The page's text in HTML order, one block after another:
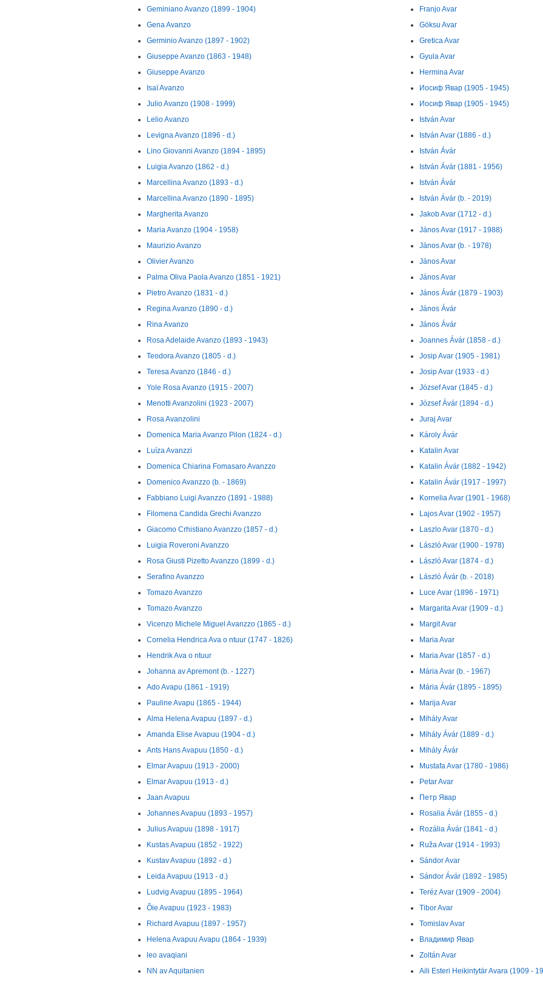
Geminiano Avanzo (1899 - 1904)
Gena Avanzo
Germinio Avanzo (1897 - 1902)
Giuseppe Avanzo (1863 - 1948)
Giuseppe Avanzo
Isaï Avanzo
Julio Avanzo (1908 - 1999)
Lelio Avanzo
Levigna Avanzo (1896 - d.)
Lino Giovanni Avanzo (1894 - 1895)
Luigia Avanzo (1862 - d.)
Marcellina Avanzo (1893 - d.)
Marcellina Avanzo (1890 - 1895)
Margherita Avanzo
Maria Avanzo (1904 - 1958)
Maurizio Avanzo
Olivier Avanzo
Palma Oliva Paola Avanzo (1851 - 1921)
Pietro Avanzo (1831 - d.)
Regina Avanzo (1890 - d.)
Rina Avanzo
Rosa Adelaide Avanzo (1893 - 1943)
Teodora Avanzo (1805 - d.)
Teresa Avanzo (1846 - d.)
Yole Rosa Avanzo (1915 - 2007)
Menotti Avanzolini (1923 - 2007)
Rosa Avanzolini
Domenica Maria Avanzo Pilon (1824 - d.)
Luíza Avanzzi
Domenica Chiarina Fomasaro Avanzzo
Domenico Avanzzo (b. - 1869)
Fabbiano Luigi Avanzzo (1891 - 1988)
Filomena Candida Grechi Avanzzo
Giacomo Crhistiano Avanzzo (1857 - d.)
Luigia Roveroni Avanzzo
Rosa Giusti Pizetto Avanzzo (1899 - d.)
Serafino Avanzzo
Tomazo Avanzzo
Tomazo Avanzzo
Vicenzo Michele Miguel Avanzzo (1865 - d.)
Cornelia Hendrica Ava o ntuur (1747 - 1826)
Hendrik Ava o ntuur
Johanna av Apremont (b. - 1227)
Ado Avapu (1861 - 1919)
Pauline Avapu (1865 - 1944)
Alma Helena Avapuu (1897 - d.)
Amanda Elise Avapuu (1904 - d.)
Ants Hans Avapuu (1850 - d.)
Elmar Avapuu (1913 - 2000)
Elmar Avapuu (1913 - d.)
Jaan Avapuu
Johannes Avapuu (1893 - 1957)
Julius Avapuu (1898 - 1917)
Kustas Avapuu (1852 - 1922)
Kustav Avapuu (1892 - d.)
Leida Avapuu (1913 - d.)
Ludvig Avapuu (1895 - 1964)
Õie Avapuu (1923 - 1983)
Richard Avapuu (1897 - 1957)
Helena Avapuu Avapu (1864 - 1939)
leo avaqiani
NN av Aquitanien
Franjo Avar
Göksu Avar
Gretica Avar
Gyula Avar
Hermina Avar
Иосиф Явар (1905 - 1945)
Иосиф Явар (1905 - 1945)
István Avar
István Avar (1886 - d.)
István Ávár
István Ávár (1881 - 1956)
István Ávár
István Ávár (b. - 2019)
Jakob Avar (1712 - d.)
János Avar (1917 - 1988)
János Avar (b. - 1978)
János Avar
János Avar
János Ávár (1879 - 1903)
János Ávár
János Ávár
Joannes Ávár (1858 - d.)
Josip Avar (1905 - 1981)
Josip Avar (1933 - d.)
József Avar (1845 - d.)
József Ávár (1894 - d.)
Juraj Avar
Károly Ávár
Katalin Avar
Katalin Ávár (1882 - 1942)
Katalin Ávár (1917 - 1997)
Kornelia Avar (1901 - 1968)
Lajos Avar (1902 - 1957)
Laszlo Avar (1870 - d.)
László Avar (1900 - 1978)
László Avar (1874 - d.)
László Ávár (b. - 2018)
Luce Avar (1896 - 1971)
Margarita Avar (1909 - d.)
Margit Avar
Maria Avar
Maria Avar (1857 - d.)
Mária Avar (b. - 1967)
Mária Ávár (1895 - 1895)
Marija Avar
Mihály Avar
Mihály Ávár (1889 - d.)
Mihály Ávár
Mustafa Avar (1780 - 1986)
Petar Avar
Петр Явар
Rosalia Ávár (1855 - d.)
Rozália Ávár (1841 - d.)
Ruža Avar (1914 - 1993)
Sándor Avar
Sándor Ávár (1892 - 1985)
Teréz Avar (1909 - 2004)
Tibor Avar
Tomislav Avar
Владимир Явар
Zoltán Avar
Aili Esteri Heikintytär Avara (1909 -